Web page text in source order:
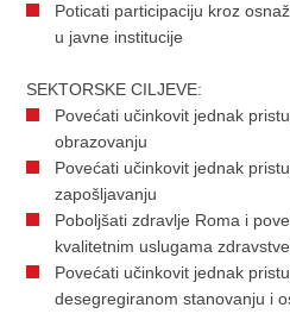
Poticati participaciju kroz
u javne institucije
SEKTORSKE CILJEVE:
Povećati učinkovit jednak
obrazovanju
Povećati učinkovit jednak
zapošljavanju
Poboljšati zdravlje Roma i
kvalitetnim uslugama
Povećati učinkovit jednak
desegregiranom stanovanju i